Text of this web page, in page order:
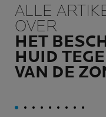
ALLE
OVER
HET
HUID
VAN DE